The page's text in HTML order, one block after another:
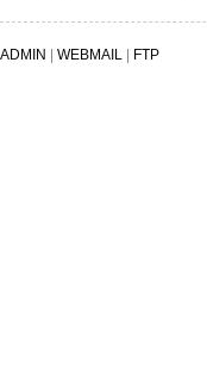
ADMIN WEBMAIL FTP